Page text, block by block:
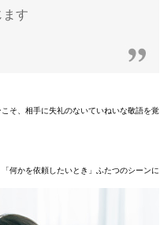
ます
そ、相手に失礼のないていねいな敬語を覚
何かを依頼したいとき」ふたつのシーンに